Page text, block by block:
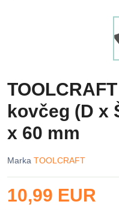
kovčeg (D x
x 60 mm
Marka TOOLCRAFT
10,99 EUR